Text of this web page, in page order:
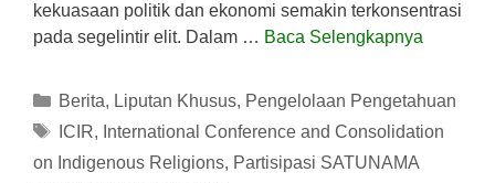
kekuasaan politik dan ekonomi semakin terkonsentrasi
pada segelintir elit. Dalam … Baca Selengkapnya
Kategori
Berita, Liputan Khusus, Pengelolaan Pengetahuan
Tag
ICIR, International Conference and Consolidation
on Indigenous Religions, Partisipasi SATUNAMA